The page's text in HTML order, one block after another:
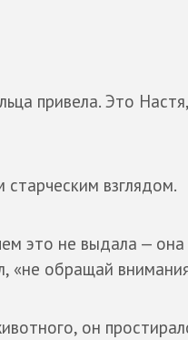
привела. Это
взглядом.
это не выдала —
«не обращай
он